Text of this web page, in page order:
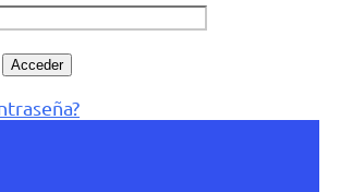
Acceder